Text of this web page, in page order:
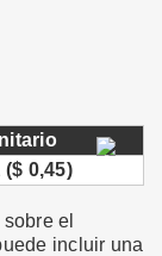
($ 0,45)
el
incluir una